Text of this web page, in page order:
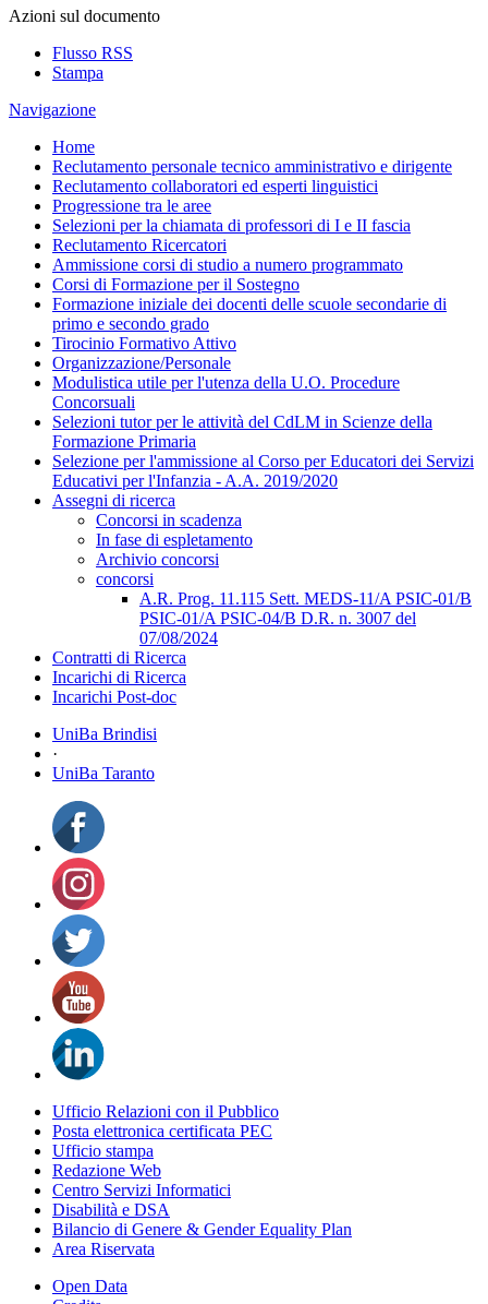
Azioni sul documento
Flusso RSS
Stampa
Navigazione
Home
Reclutamento personale tecnico amministrativo e dirigente
Reclutamento collaboratori ed esperti linguistici
Progressione tra le aree
Selezioni per la chiamata di professori di I e II fascia
Reclutamento Ricercatori
Ammissione corsi di studio a numero programmato
Corsi di Formazione per il Sostegno
Formazione iniziale dei docenti delle scuole secondarie di
primo e secondo grado
Tirocinio Formativo Attivo
Organizzazione/Personale
Modulistica utile per l'utenza della U.O. Procedure
Concorsuali
Selezioni tutor per le attività del CdLM in Scienze della
Formazione Primaria
Selezione per l'ammissione al Corso per Educatori dei Servizi
Educativi per l'Infanzia - A.A. 2019/2020
Assegni di ricerca
Concorsi in scadenza
In fase di espletamento
Archivio concorsi
concorsi
A.R. Prog. 11.115 Sett. MEDS-11/A PSIC-01/B
PSIC-01/A PSIC-04/B D.R. n. 3007 del
07/08/2024
Contratti di Ricerca
Incarichi di Ricerca
Incarichi Post-doc
UniBa Brindisi
·
UniBa Taranto
Ufficio Relazioni con il Pubblico
Posta elettronica certificata PEC
Ufficio stampa
Redazione Web
Centro Servizi Informatici
Disabilità e DSA
Bilancio di Genere & Gender Equality Plan
Area Riservata
Open Data